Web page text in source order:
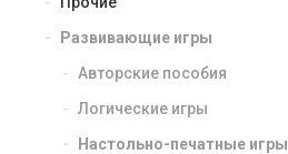
Развивающие игры
Авторские пособия
Логические игры
Настольно-печатные игры